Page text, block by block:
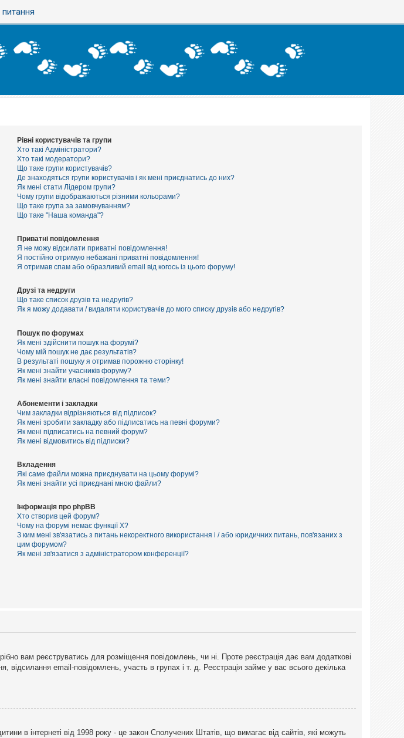
питання
Рівні користувачів та групи
Хто такі Адміністратори?
Хто такі модератори?
Що таке групи користувачів?
Де знаходяться групи користувачів і як мені приєднатись до них?
Як мені стати Лідером групи?
Чому групи відображаються різними кольорами?
Що таке група за замовчуванням?
Що таке "Наша команда"?
Приватні повідомлення
Я не можу відсилати приватні повідомлення!
Я постійно отримую небажані приватні повідомлення!
Я отримав спам або образливий email від когось із цього форуму!
Друзі та недруги
Що таке список друзів та недругів?
Як я можу додавати / видаляти користувачів до мого списку друзів або недругів?
Пошук по форумах
Як мені здійснити пошук на форумі?
Чому мій пошук не дає результатів?
В результаті пошуку я отримав порожню сторінку!
Як мені знайти учасників форуму?
Як мені знайти власні повідомлення та теми?
Абонементи і закладки
Чим закладки відрізняються від підписок?
Як мені зробити закладку або підписатись на певні форуми?
Як мені підписатись на певний форум?
Як мені відмовитись від підписки?
Вкладення
Які саме файли можна приєднувати на цьому форумі?
Як мені знайти усі приєднані мною файли?
Інформація про phpBB
Хто створив цей форум?
Чому на форумі немає функції X?
З ким мені зв'язатись з питань некоректного використання і / або юридичних питань, пов'язаних з
цим форумом?
Як мені зв'язатися з адміністратором конференції?
вам реєструватись для розміщення повідомлень, чи ні. Проте реєстрація дає вам додаткові
відсилання email-повідомлень, участь в групах і т. д. Реєстрація займе у вас всього декілька
в інтернеті від 1998 року - це закон Сполучених Штатів, що вимагає від сайтів, які можуть